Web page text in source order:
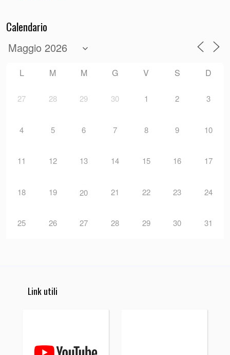
Calendario
L M M G V S D
27 28 29 30 1 2 3
4 5 6 7 8 9 10
11 12 13 14 15 16 17
18 19 20 21 22 23 24
25 26 27 28 29 30 31
Link utili